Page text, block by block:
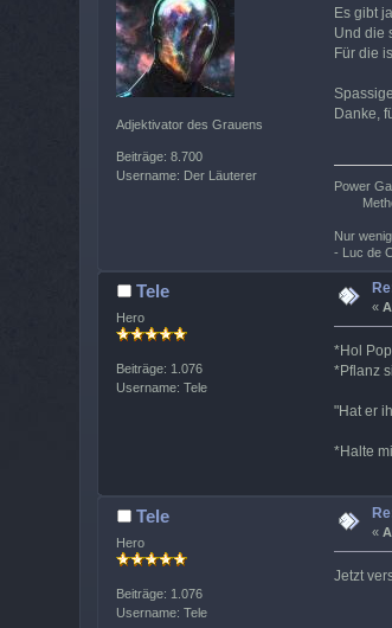
Adjektivator des Grauens
Beiträge: 8.700
Username: Der Läuterer
Es gibt
Und die
Für die
Danke,
Power
Method
Nur
- Luc de
Tele
Hero
Beiträge: 1.076
Username: Tele
«
*Hol
*Pflanz
"Hat er
*Halte
Tele
Hero
Beiträge: 1.076
Username: Tele
«
Jetzt